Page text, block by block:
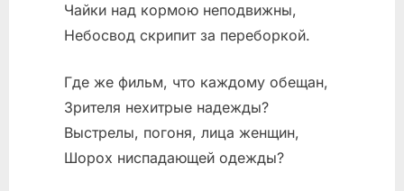
Чайки над кормою неподвижны,
Небосвод скрипит за переборкой.
Где же фильм, что каждому обещан,
Зрителя нехитрые надежды?
Выстрелы, погоня, лица женщин,
Шорох ниспадающей одежды?